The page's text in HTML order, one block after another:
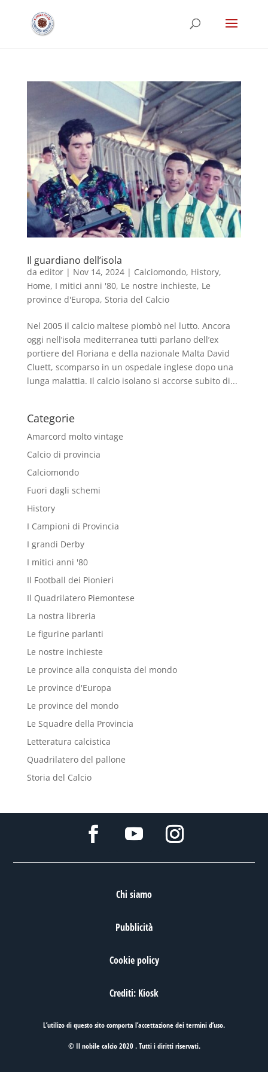
Il guardiano dell’isola
da editor| Nov 14, 2024| Calciomondo, History,
Home, I mitici anni '80, Le nostre inchieste, Le
province d'Europa, Storia del Calcio
Nel 2005 il calcio maltese piombò nel lutto. Ancora
oggi nell’isola mediterranea tutti parlano dell’ex
portiere del Floriana e della nazionale Malta David
Cluett, scomparso in un ospedale inglese dopo una
lunga malattia. Il calcio isolano si accorse subito di...
Categorie
Amarcord molto vintage
Calcio di provincia
Calciomondo
Fuori dagli schemi
History
I Campioni di Provincia
I grandi Derby
I mitici anni '80
Il Football dei Pionieri
Il Quadrilatero Piemontese
La nostra libreria
Le figurine parlanti
Le nostre inchieste
Le province alla conquista del mondo
Le province d'Europa
Le province del mondo
Le Squadre della Provincia
Letteratura calcistica
Quadrilatero del pallone
Storia del Calcio
Chi siamo
Pubblicità
Cookie policy
Crediti: Kiosk
L’utilizo di questo sito comporta l’accettazione deitermini d’uso.
© Il nobile calcio 2020 . Tutti i diritti riservati.